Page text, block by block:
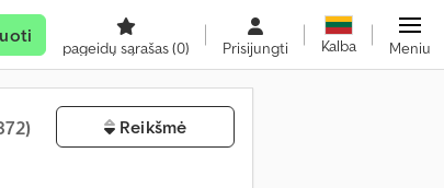
pageidų sąrašas(0) Prisijungti Kalba Meniu
Reikšmė